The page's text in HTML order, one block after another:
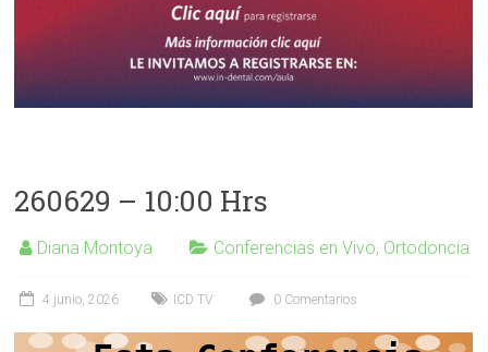
260629 – 10:00 Hrs
Diana Montoya Conferencias en Vivo, Ortodoncia
4 junio, 2026 ICD TV 0 Comentarios